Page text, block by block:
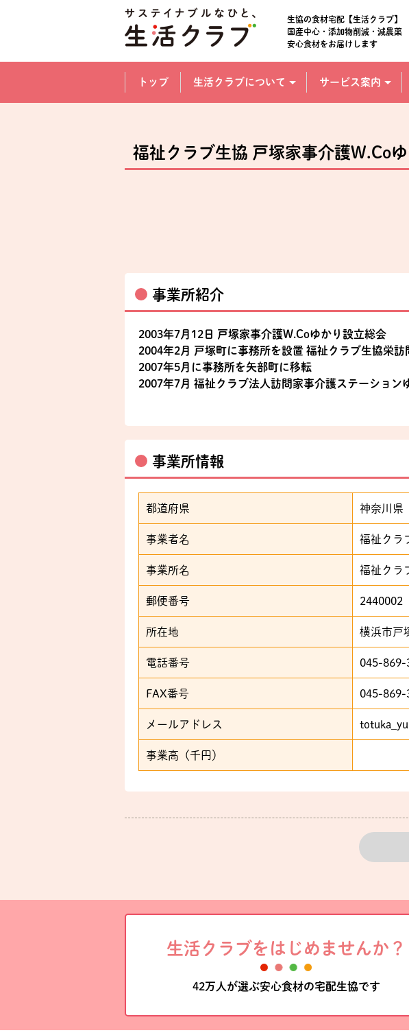
生協の食材宅配【生活クラブ】
国産中心・添加物削減・減農薬
安心食材をお届けします
ここからサイト内共通メニューです。
サイト内共通メニューをスキップする
トップ 生活クラブについて サービス案内
福祉クラブ生協 戸塚家事介護W.Coゆ
事業所紹介
2003年7月12日 戸塚家事介護W.Coゆかり設立総会
2004年2月 戸塚町に事務所を設置 福祉クラブ生協栄
2007年5月に事務所を矢部町に移転
2007年7月 福祉クラブ法人訪問家事介護ステーション
事業所情報
都道府県 神奈川県
事業者名 福祉クラ
事業所名 福祉クラ
郵便番号 2440002
所在地 横浜市戸
電話番号 045-869-
FAX番号 045-869-
メールアドレス
事業高（千円）
生活クラブをはじめませんか？
42万人が選ぶ安心食材の宅配生協です